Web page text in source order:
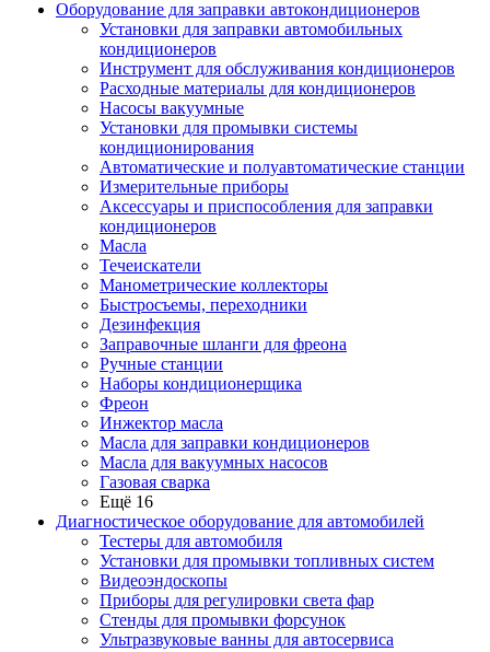
Оборудование для заправки автокондиционеров
Установки для заправки автомобильных
кондиционеров
Инструмент для обслуживания кондиционеров
Расходные материалы для кондиционеров
Насосы вакуумные
Установки для промывки системы
кондиционирования
Автоматические и полуавтоматические станции
Измерительные приборы
Аксессуары и приспособления для заправки
кондиционеров
Масла
Течеискатели
Манометрические коллекторы
Быстросъемы, переходники
Дезинфекция
Заправочные шланги для фреона
Ручные станции
Наборы кондиционерщика
Фреон
Инжектор масла
Масла для заправки кондиционеров
Масла для вакуумных насосов
Газовая сварка
Ещё 16
Диагностическое оборудование для автомобилей
Тестеры для автомобиля
Установки для промывки топливных систем
Видеоэндоскопы
Приборы для регулировки света фар
Стенды для промывки форсунок
Ультразвуковые ванны для автосервиса